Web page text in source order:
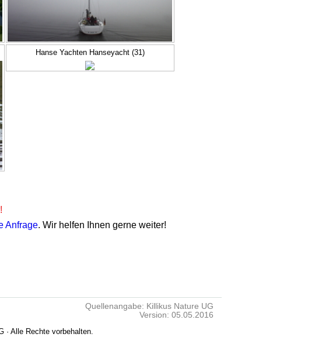
Hanse Yachten Hanseyacht (31)
Anfrage. Wir helfen Ihnen gerne weiter!
Quellenangabe: Killikus Nature UG
Version: 05.05.2016
· Alle Rechte vorbehalten.